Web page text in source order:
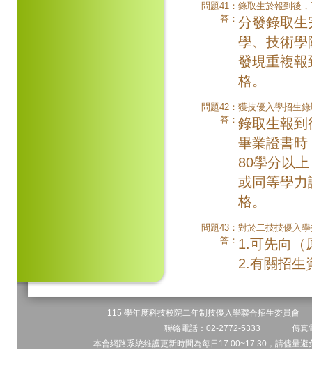
問題41： 錄取生於報到後
答： 分發錄取生
學、技術學
發現重複報
格。
問題42： 獲技優入學招生
答： 錄取生報到
畢業證書時
80學分以
或同等學力
格。
問題43： 對於二技技優入
答： 1.可先向（
2.有關招生
115 學年度科技校院二年制技優入學聯合招生委員
聯絡電話：02-2772-5333 傳
本會網路系統維護更新時間為每日17:00~17:30，請儘量